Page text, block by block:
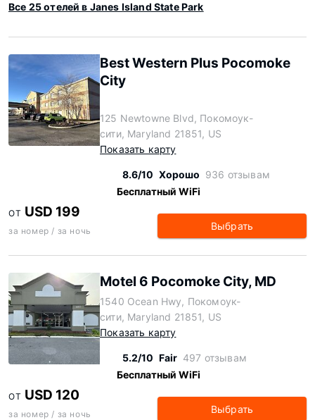
Все 25 отелей в Janes Island State Park
Best Western Plus Pocomoke
City
125 Newtowne Blvd, Покомоук-
сити, Maryland 21851, US
Показать карту
8.6/10 Хорошо 936 отзывам
Бесплатный WiFi
ОТ USD 199
за номер / за ночь Выбрать
Motel 6 Pocomoke City, MD
1540 Ocean Hwy, Покомоук-
сити, Maryland 21851, US
Показать карту
5.2/10 Fair 497 отзывам
Бесплатный WiFi
ОТ USD 120
за номер / за ночь Выбрать